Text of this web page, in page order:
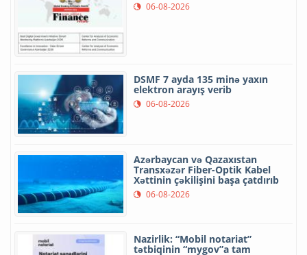
06-08-2026
DSMF 7 ayda 135 minə yaxın
elektron arayış verib
06-08-2026
Azərbaycan və Qazaxıstan
Transxəzər Fiber-Optik Kabel
Xəttinin çəkilişini başa çatdırıb
06-08-2026
Nazirlik: “Mobil notariat”
tətbiqinin “mygov”a tam